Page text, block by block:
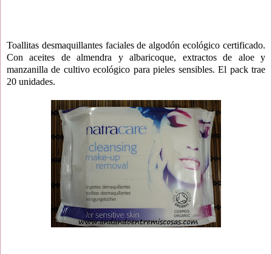
Toallitas desmaquillantes faciales de algodón ecológico certificado.
Con aceites de almendra y albaricoque, extractos de aloe y
manzanilla de cultivo ecológico para pieles sensibles. El pack trae
20 unidades.